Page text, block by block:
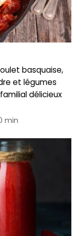
basquaise,
et légumes
délicieux
min